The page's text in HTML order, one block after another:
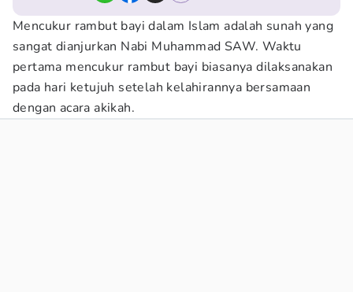
Mencukur rambut bayi dalam Islam adalah sunah yang
sangat dianjurkan Nabi Muhammad SAW. Waktu
pertama mencukur rambut bayi biasanya dilaksanakan
pada hari ketujuh setelah kelahirannya bersamaan
dengan acara akikah.